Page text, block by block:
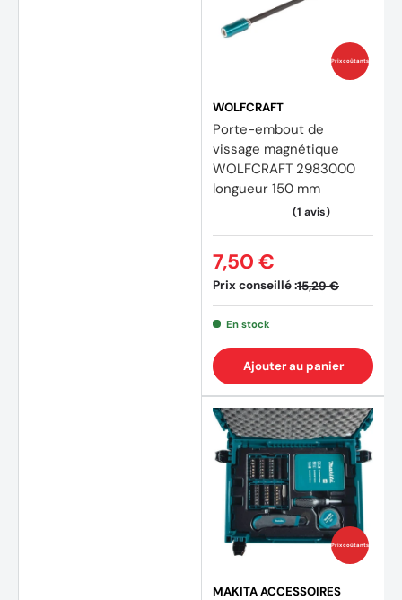
Prix coûtants
WOLFCRAFT
Porte-embout de
vissage magnétique
WOLFCRAFT 2983000
longueur 150 mm
Prix conseillé :15,29 €
7,50 €
En stock
Ajouter au panier
Prix coûtants
MAKITA ACCESSOIRES